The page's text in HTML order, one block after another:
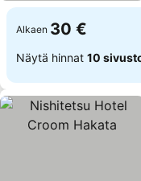
Alkaen 30 €
Näytä hinnat 10